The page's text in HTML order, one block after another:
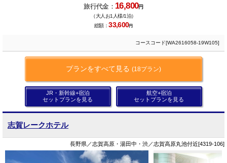
旅行代金： 16,800円
（大人お1人様/1泊）
総額：33,600円
コースコード[WA2616058-19W105]
プランをすべて見る (18プラン)
JR・新幹線+宿泊
セットプランを見る
航空+宿泊
セットプランを見る
志賀レークホテル
長野県／志賀高原・湯田中・渋／志賀高原丸池付近[4319-106]